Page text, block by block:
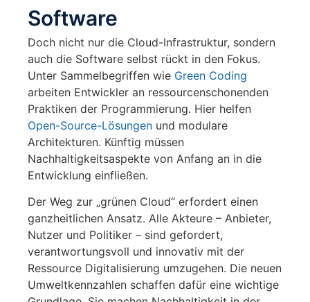
Software
Doch nicht nur die Cloud-Infrastruktur, sondern
auch die Software selbst rückt in den Fokus.
Unter Sammelbegriffen wie Green Coding
arbeiten Entwickler an ressourcenschonenden
Praktiken der Programmierung. Hier helfen
Open-Source-Lösungen und modulare
Architekturen. Künftig müssen
Nachhaltigkeitsaspekte von Anfang an in die
Entwicklung einfließen.
Der Weg zur „grünen Cloud“ erfordert einen
ganzheitlichen Ansatz. Alle Akteure – Anbieter,
Nutzer und Politiker – sind gefordert,
verantwortungsvoll und innovativ mit der
Ressource Digitalisierung umzugehen. Die neuen
Umweltkennzahlen schaffen dafür eine wichtige